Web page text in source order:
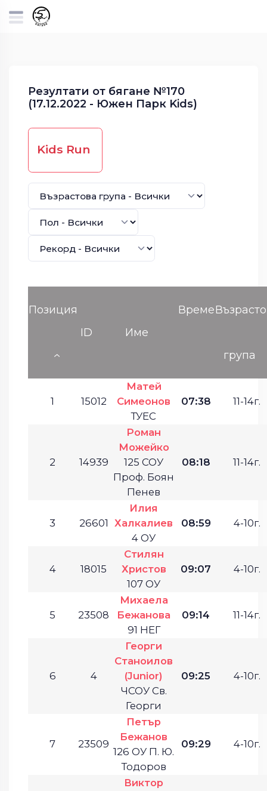
Резултати от бягане №170
(17.12.2022 - Южен Парк Kids)
Kids Run
Позиция
ID
Име
Време
група
1 15012
Матей
Симеонов
ТУЕС
07:38 11-14г.
2 14939
Роман
Можейко
125 СОУ
Проф. Боян
Пенев
08:18 11-14г.
3 26601
Илия
Халкалиев
4 ОУ
08:59 4-10г.
4 18015
Стилян
Христов
107 ОУ
09:07 4-10г.
5 23508
Михаела
Бежанова
91 НЕГ
09:14 11-14г.
6 4
Георги
Станоилов
(Junior)
ЧСОУ Св.
Георги
09:25 4-10г.
7 23509
Петър
Бежанов
126 ОУ П. Ю.
Тодоров
09:29 4-10г.
Виктор